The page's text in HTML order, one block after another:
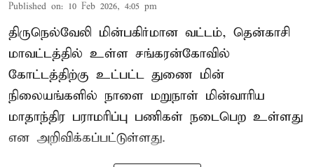
Published on: 10 Feb 2026, 4:05 pm
திருநெல்வேலி மின்பகிர்மான வட்டம், தென்காசி
மாவட்டத்தில் உள்ள சங்கரன்கோவில்
கோட்டத்திற்கு உட்பட்ட துணை மின்
நிலையங்களில் நாளை மறுநாள் மின்வாரிய
மாதாந்திர பராமரிப்பு பணிகள் நடைபெற உள்ளது
என அறிவிக்கப்பட்டுள்ளது.